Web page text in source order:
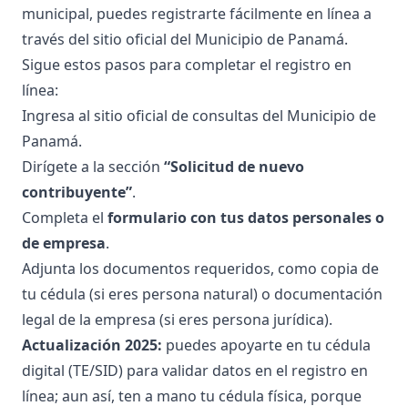
municipal, puedes registrarte fácilmente en línea a
través del sitio oficial del Municipio de Panamá.
Sigue estos pasos para completar el registro en
línea:
Ingresa al sitio oficial de consultas del Municipio de
Panamá.
Dirígete a la sección “Solicitud de nuevo
contribuyente”.
Completa el formulario con tus datos personales o
de empresa.
Adjunta los documentos requeridos, como copia de
tu cédula (si eres persona natural) o documentación
legal de la empresa (si eres persona jurídica).
Actualización 2025: puedes apoyarte en tu cédula
digital (TE/SID) para validar datos en el registro en
línea; aun así, ten a mano tu cédula física, porque